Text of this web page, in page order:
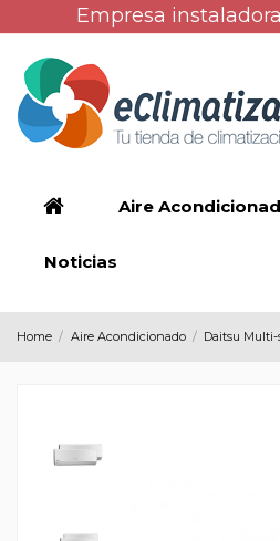
Empresa
Aire
Noticias
Home Aire Acondicionado Daitsu